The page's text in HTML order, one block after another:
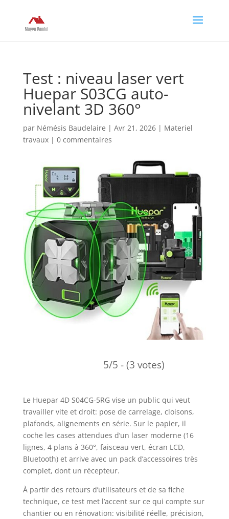
Test : niveau laser vert
Huepar S03CG auto-
nivelant 3D 360°
par Némésis Baudelaire | Avr 21, 2026| Materiel
travaux| 0 commentaires
5/5 - (3 votes)
Le Huepar 4D S04CG-5RG vise un public qui veut
travailler vite et droit: pose de carrelage, cloisons,
plafonds, alignements en série. Sur le papier, il
coche les cases attendues d’un laser moderne (16
lignes, 4 plans à 360°, faisceau vert, écran LCD,
Bluetooth) et arrive avec un pack d’accessoires très
complet, dont un récepteur.
À partir des retours d’utilisateurs et de sa fiche
technique, ce test met l’accent sur ce qui compte sur
chantier ou en rénovation: visibilité réelle, précision,